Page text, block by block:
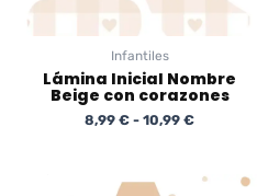
Infantiles
Lámina Inicial Nombre
Beige con corazones
8,99 € - 10,99 €
Rango